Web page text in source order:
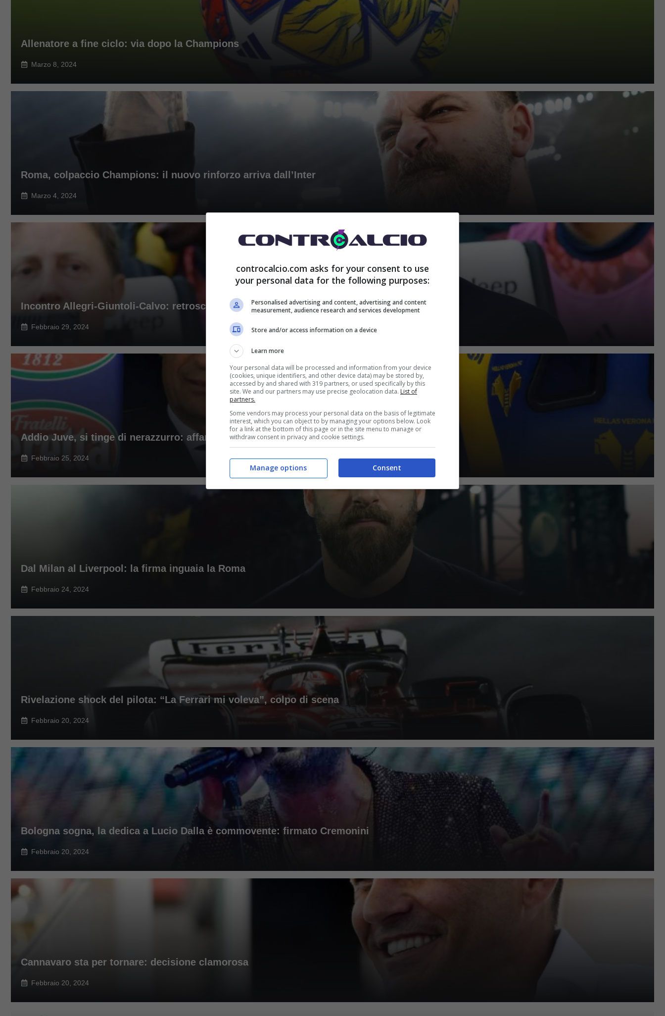
Allenatore a fine ciclo: via dopo la Champions
Marzo 8, 2024
Roma, colpaccio Champions: il nuovo rinforzo arriva dall’Inter
Marzo 4, 2024
Incontro Allegri-Giuntoli-Calvo: retroscena clamoroso Juventus
Febbraio 29, 2024
Addio Juve, si tinge di nerazzurro: affare da 20 milioni
Febbraio 25, 2024
Dal Milan al Liverpool: la firma inguaia la Roma
Febbraio 24, 2024
Rivelazione shock del pilota: “La Ferrari mi voleva”, colpo di scena
Febbraio 20, 2024
Bologna sogna, la dedica a Lucio Dalla è commovente: firmato Cremonini
Febbraio 20, 2024
Cannavaro sta per tornare: decisione clamorosa
Febbraio 20, 2024
controcalcio.com asks for your consent to use
your personal data for the following purposes:
Personalised advertising and content, advertising and content
measurement, audience research and services development
Store and/or access information on a device
Learn more
Your personal data will be processed and information from your device
(cookies, unique identifiers, and other device data) may be stored by,
accessed by and shared with 319 partners, or used specifically by this
site. We and our partners may use precise geolocation data. List of
partners.
Some vendors may process your personal data on the basis of legitimate
interest, which you can object to by managing your options below. Look
for a link at the bottom of this page or in the site menu to manage or
withdraw consent in privacy and cookie settings.
Consent
Manage options